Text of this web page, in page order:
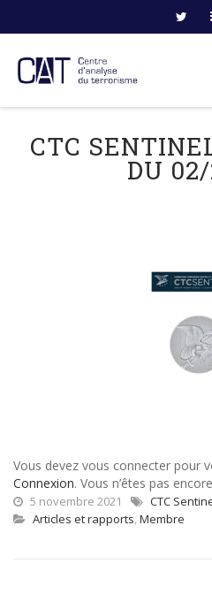
content
CTC
DU
Vous devez vous connecter pour
Connexion. Vous n’êtes pas
5 novembre 2021
CTC
Articles et rapports, Membre